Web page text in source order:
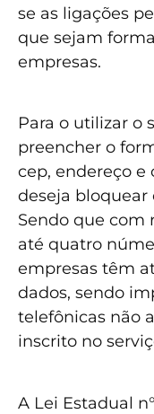
se as ligações
que sejam
empresas.
Para o utilizar o
preencher o
cep, endereço
deseja bloquear
Sendo que com
até quatro
empresas têm
dados, sendo
telefônicas não
inscrito no
A Lei Estadual